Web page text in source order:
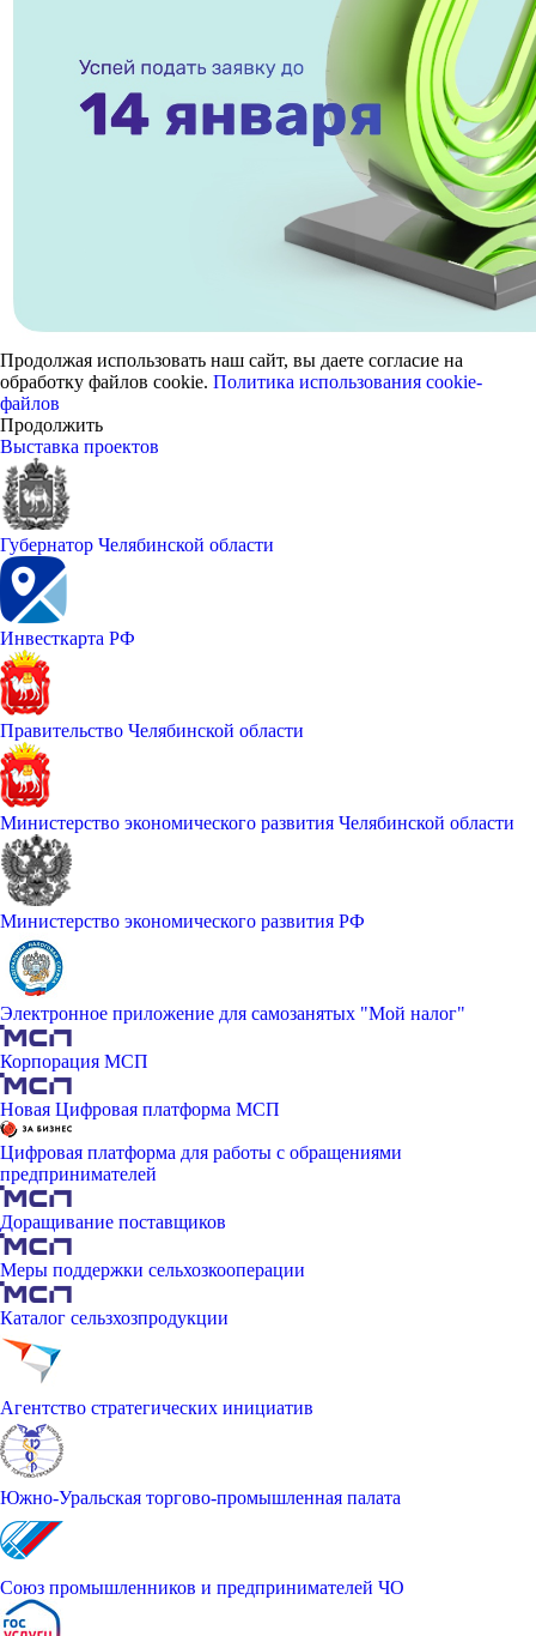
Продолжая использовать наш сайт, вы даете согласие на
обработку файлов cookie. Политика использования cookie-
файлов
Продолжить
Выставка проектов
Губернатор Челябинской области
Инвесткарта РФ
Правительство Челябинской области
Министерство экономического развития Челябинской области
Министерство экономического развития РФ
Электронное приложение для самозанятых "Мой налог"
Корпорация МСП
Новая Цифровая платформа МСП
Цифровая платформа для работы с обращениями
предпринимателей
Доращивание поставщиков
Меры поддержки сельхозкооперации
Каталог сельзхозпродукции
Агентство стратегических инициатив
Южно-Уральская торгово-промышленная палата
Союз промышленников и предпринимателей ЧО